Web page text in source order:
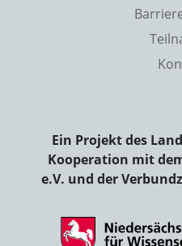
Ein Projekt des
Kooperation mit
e.V. und der